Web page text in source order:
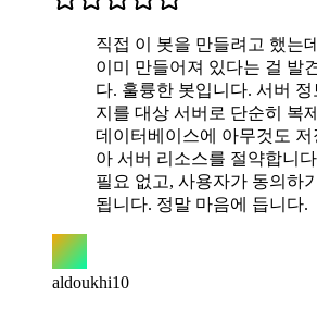
직접 이 봇을 만들려고 했는
이미 만들어져 있다는 걸 발
다. 훌륭한 봇입니다. 서버 정
지를 대상 서버로 단순히 복
데이터베이스에 아무것도 저
아 서버 리소스를 절약합니
필요 없고, 사용자가 동의하
됩니다. 정말 마음에 듭니다.
aldoukhi10